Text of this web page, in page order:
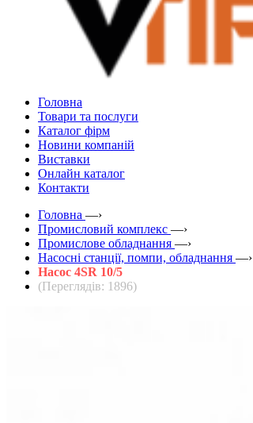
Головна
Товари та послуги
Каталог фірм
Новини компаній
Виставки
Онлайн каталог
Контакти
Головна —›
Промисловий комплекс —›
Промислове обладнання —›
Насосні станції, помпи, обладнання —›
Насос 4SR 10/5
(Переглядів: 1896)